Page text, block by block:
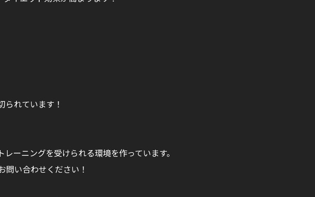
れています！
ーニングを受けられる環境を作っています。
問い合わせください！